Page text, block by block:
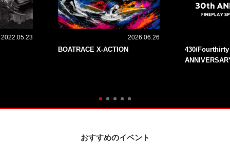
2022.05.23 2026.06.26
BOATRACE X-ACTION
430/
おすすめのイベント